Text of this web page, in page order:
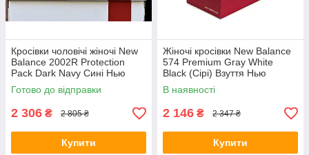
Кросівки чоловічі жіночі New
Balance 2002R Protection
Pack Dark Navy Сині Нью
Баланс 2002Р замш Унісекс
Готово до відправки
2 306 ₴ 2 805 ₴
Купити
Жіночі кросівки New Balance
574 Premium Gray White
Black (Сірі) Взуття Нью
Баланс 574 натуральний
замш демісезон
В наявності
2 146 ₴ 2 347 ₴
Купити